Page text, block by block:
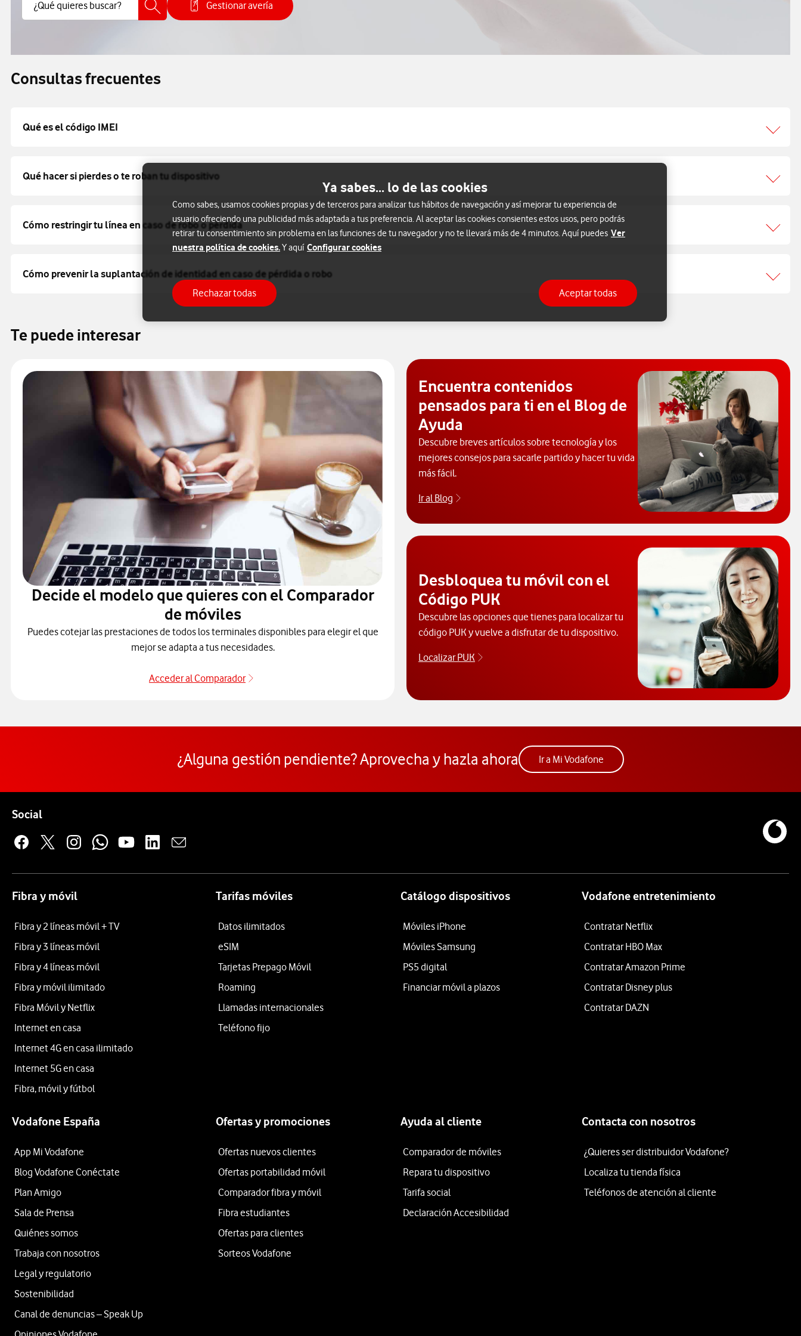
¿Qué quieres buscar?
Buscar Contenido
Gestionar avería
Consulta como gestionar una avería
Consultas frecuentes
Qué es el código IMEI
Qué hacer si pierdes o te roban tu dispositivo
Cómo restringir tu línea en caso de robo o pérdida
Cómo prevenir la suplantación de identidad en caso de pérdida o robo
Te puede interesar
Decide el modelo que quieres con el Comparador
de móviles
Puedes cotejar las prestaciones de todos los terminales disponibles para elegir el que
mejor se adapta a tus necesidades.
Acceder al Comparador
Encuentra contenidos
pensados para ti en el Blog de
Ayuda
Descubre breves artículos sobre tecnología y los
mejores consejos para sacarle partido y hacer tu vida
más fácil.
Ir al Blog
Descubre el blog de Ayuda. Abrir ventana modal
Desbloquea tu móvil con el
Código PUK
Descubre las opciones que tienes para localizar tu
código PUK y vuelve a disfrutar de tu dispositivo.
Localizar PUK
Para poder consultar el código PUK y desbloquear el móvil. Abre ventana
¿Alguna gestión pendiente? Aprovecha y hazla ahora Ir a Mi VodafoneAcceder a la app Mi Vodafone. Abre ventana
SocialEnlaces a las redes sociales de Vodafone
Fibra y móvil
Fibra y 2 líneas móvil + TV
Fibra y 3 líneas móvil
Fibra y 4 líneas móvil
Fibra y móvil ilimitado
Fibra Móvil y Netflix
Internet en casa
Internet 4G en casa ilimitado
Internet 5G en casa
Fibra, móvil y fútbol
Tarifas móviles
Datos ilimitados
eSIM
Tarjetas Prepago Móvil
Roaming
Llamadas internacionales
Teléfono fijo
Catálogo dispositivos
Móviles iPhone
Móviles Samsung
PS5 digital
Financiar móvil a plazos
Vodafone entretenimiento
Contratar Netflix
Contratar HBO Max
Contratar Amazon Prime
Contratar Disney plus
Contratar DAZN
Vodafone España
App Mi Vodafone
Blog Vodafone Conéctate
Plan Amigo
Sala de Prensa
Quiénes somos
Trabaja con nosotros
Legal y regulatorio
Sostenibilidad
Canal de denuncias – Speak Up
Ofertas y promociones
Ofertas nuevos clientes
Ofertas portabilidad móvil
Comparador fibra y móvil
Fibra estudiantes
Ofertas para clientes
Sorteos Vodafone
Ayuda al cliente
Comparador de móviles
Repara tu dispositivo
Tarifa social
Declaración Accesibilidad
Contacta con nosotros
¿Quieres ser distribuidor Vodafone?
Localiza tu tienda física
Teléfonos de atención al cliente
Ya sabes... lo de las cookies
Como sabes, usamos cookies propias y de terceros para analizar tus hábitos de navegación y así mejorar tu experiencia de
usuario ofreciendo una publicidad más adaptada a tus preferencia. Al aceptar las cookies consientes estos usos, pero podrás
retirar tu consentimiento sin problema en las funciones de tu navegador y no te llevará más de 4 minutos. Aquí puedes Ver
nuestra política de cookies.Y aquí Configurar cookies
Rechazar todas Aceptar todas